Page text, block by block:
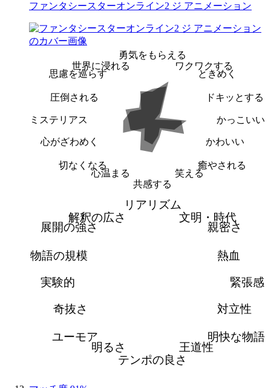
ファンタシースターオンライン2 ジ アニメーション
勇気をもらえる
ワクワクする
ときめく
ドキッとする
かっこいい
かわいい
癒やされる
笑える
共感する
心温まる
切なくなる
心がざわめく
ミステリアス
圧倒される
思慮を巡らす
世界に浸れる
リアリズム
文明・時代
親密さ
熱血
緊張感
対立性
明快な物語
王道性
テンポの良さ
明るさ
ユーモア
奇抜さ
実験的
物語の規模
展開の強さ
解釈の広さ